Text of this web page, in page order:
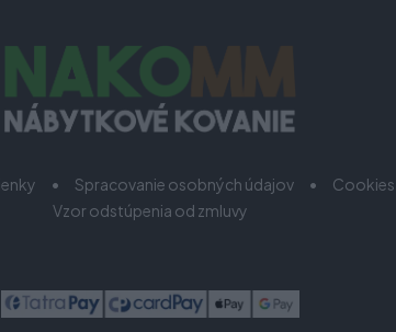
Spracovanie osobných údajov
Cookies
Vzor odstúpenia od zmluvy